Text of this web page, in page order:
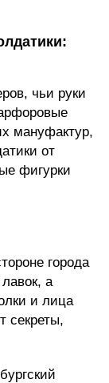
чьи руки
мануфактур,
от
фигурки
города
а
и лица
секреты,